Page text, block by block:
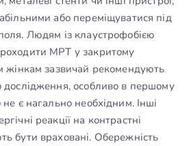
або переміщуватися під
Людям із клаустрофобією
МРТ у закритому
жінкам зазвичай рекомендують
дослідження, особливо в першому
є нагально необхідним. Інші
реакції на контрастні
бути враховані. Обережність